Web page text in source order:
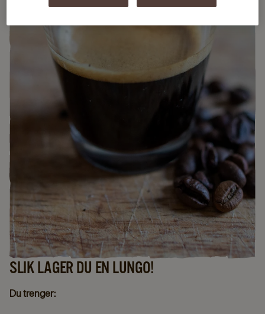
SLIK LAGER DU EN LUNGO!
Du trenger: